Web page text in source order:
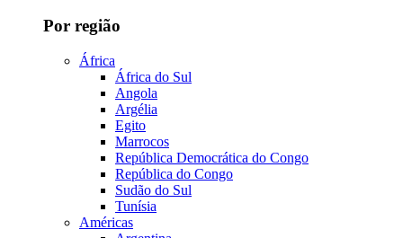
Por região
África
África do Sul
Angola
Argélia
Egito
Marrocos
República Democrática do Congo
República do Congo
Sudão do Sul
Tunísia
Américas